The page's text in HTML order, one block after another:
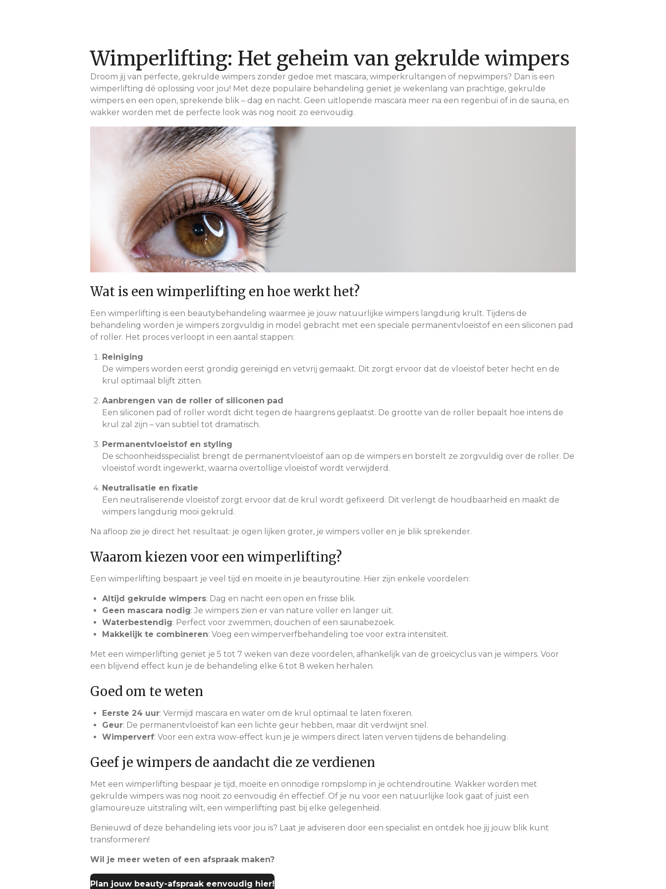
Wimperlifting: Het geheim van gekrulde wimpers
Droom jij van perfecte, gekrulde wimpers zonder gedoe met mascara, wimperkrultangen of nepwimpers? Dan is een
wimperlifting dé oplossing voor jou! Met deze populaire behandeling geniet je wekenlang van prachtige, gekrulde
wimpers en een open, sprekende blik – dag en nacht. Geen uitlopende mascara meer na een regenbui of in de sauna, en
wakker worden met de perfecte look was nog nooit zo eenvoudig.
Wat is een wimperlifting en hoe werkt het?
Een wimperlifting is een beautybehandeling waarmee je jouw natuurlijke wimpers langdurig krult. Tijdens de
behandeling worden je wimpers zorgvuldig in model gebracht met een speciale permanentvloeistof en een siliconen pad
of roller. Het proces verloopt in een aantal stappen:
Reiniging
De wimpers worden eerst grondig gereinigd en vetvrij gemaakt. Dit zorgt ervoor dat de vloeistof beter hecht en de
krul optimaal blijft zitten.
Aanbrengen van de roller of siliconen pad
Een siliconen pad of roller wordt dicht tegen de haargrens geplaatst. De grootte van de roller bepaalt hoe intens de
krul zal zijn – van subtiel tot dramatisch.
Permanentvloeistof en styling
De schoonheidsspecialist brengt de permanentvloeistof aan op de wimpers en borstelt ze zorgvuldig over de roller. De
vloeistof wordt ingewerkt, waarna overtollige vloeistof wordt verwijderd.
Neutralisatie en fixatie
Een neutraliserende vloeistof zorgt ervoor dat de krul wordt gefixeerd. Dit verlengt de houdbaarheid en maakt de
wimpers langdurig mooi gekruld.
Na afloop zie je direct het resultaat: je ogen lijken groter, je wimpers voller en je blik sprekender.
Waarom kiezen voor een wimperlifting?
Een wimperlifting bespaart je veel tijd en moeite in je beautyroutine. Hier zijn enkele voordelen:
Altijd gekrulde wimpers: Dag en nacht een open en frisse blik.
Geen mascara nodig: Je wimpers zien er van nature voller en langer uit.
Waterbestendig: Perfect voor zwemmen, douchen of een saunabezoek.
Makkelijk te combineren: Voeg een wimperverfbehandeling toe voor extra intensiteit.
Met een wimperlifting geniet je 5 tot 7 weken van deze voordelen, afhankelijk van de groeicyclus van je wimpers. Voor
een blijvend effect kun je de behandeling elke 6 tot 8 weken herhalen.
Goed om te weten
Eerste 24 uur: Vermijd mascara en water om de krul optimaal te laten fixeren.
Geur: De permanentvloeistof kan een lichte geur hebben, maar dit verdwijnt snel.
Wimperverf: Voor een extra wow-effect kun je je wimpers direct laten verven tijdens de behandeling.
Geef je wimpers de aandacht die ze verdienen
Met een wimperlifting bespaar je tijd, moeite en onnodige rompslomp in je ochtendroutine. Wakker worden met
gekrulde wimpers was nog nooit zo eenvoudig én effectief. Of je nu voor een natuurlijke look gaat of juist een
glamoureuze uitstraling wilt, een wimperlifting past bij elke gelegenheid.
Benieuwd of deze behandeling iets voor jou is? Laat je adviseren door een specialist en ontdek hoe jij jouw blik kunt
transformeren!
Wil je meer weten of een afspraak maken?
Plan jouw beauty-afspraak eenvoudig hier!